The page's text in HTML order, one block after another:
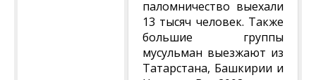
паломничество выехали
13 тысяч человек. Также
большие группы
мусульман выезжают из
Татарстана, Башкирии и